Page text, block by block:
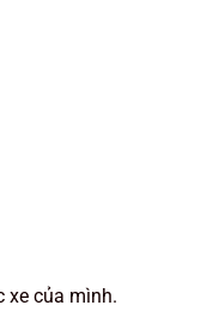
xe của mình.